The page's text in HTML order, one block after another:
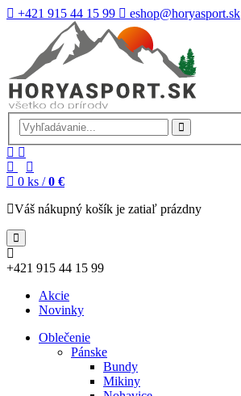
+421 915 44 15 99 eshop@horyasport.sk
0 ks / 0 €
Váš nákupný košík je zatiaľ prázdny
+421 915 44 15 99
Akcie
Novinky
Oblečenie
Pánske
Bundy
Mikiny